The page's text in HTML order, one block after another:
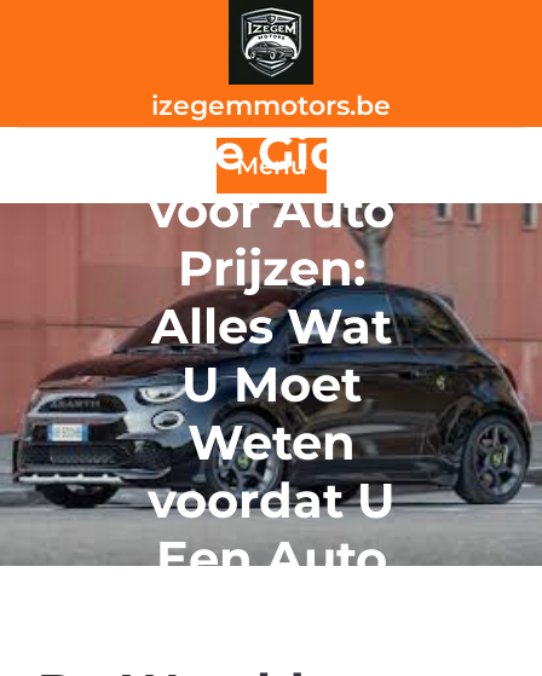
izegemmotors.be
Menu
De Gids
voor Auto
Prijzen:
Alles Wat
U Moet
Weten
voordat U
Een Auto